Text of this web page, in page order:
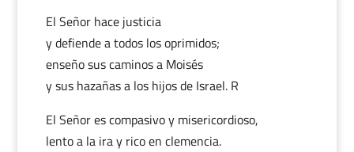
El Señor hace justicia
y defiende a todos los oprimidos;
enseño sus caminos a Moisés
y sus hazañas a los hijos de Israel. R
El Señor es compasivo y misericordioso,
lento a la ira y rico en clemencia.